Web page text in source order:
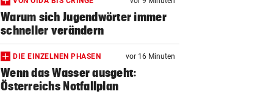
Warum sich Jugendwörter immer
schneller verändern
DIE EINZELNEN PHASEN vor 16 Minuten
Wenn das Wasser ausgeht:
Österreichs Notfallplan